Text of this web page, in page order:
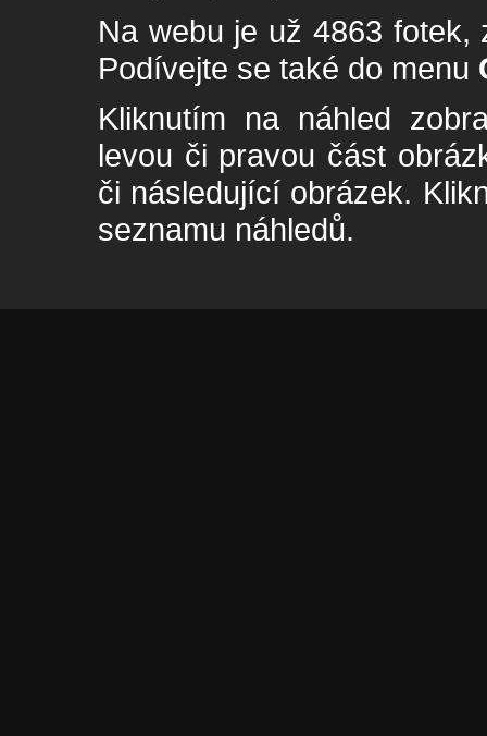
Na webu je už 4863
Podívejte se také do menu
Kliknutím na náhled
levou či pravou část
či následující obrázek.
seznamu náhledů.